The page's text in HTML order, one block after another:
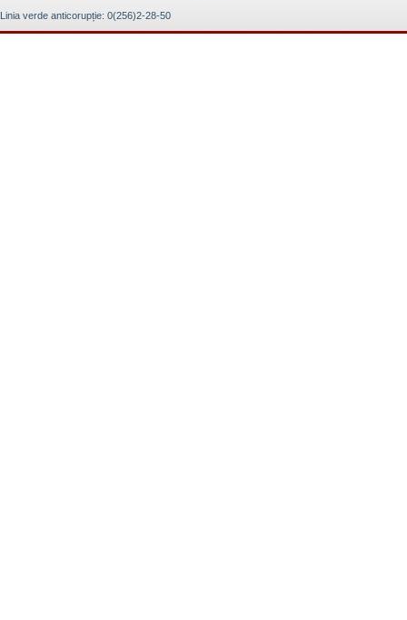
Linia verde anticorupție: 0(256)2-28-50